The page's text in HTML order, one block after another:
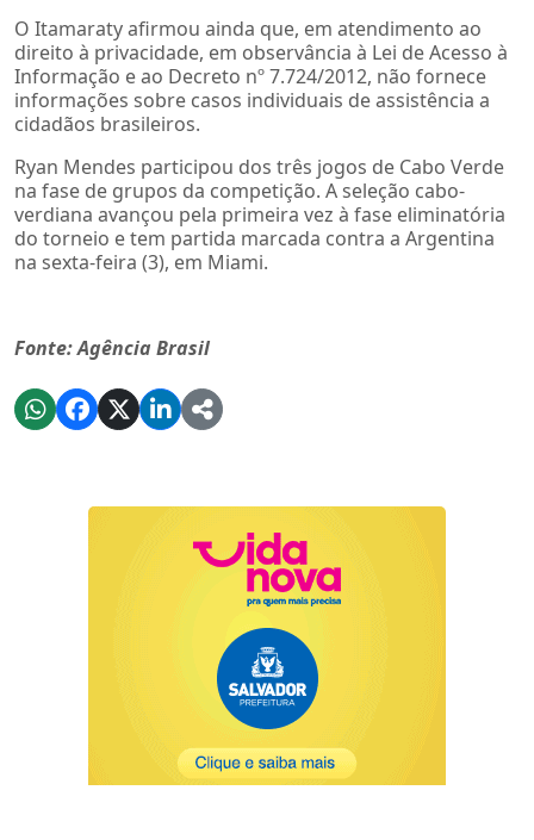
O Itamaraty afirmou ainda que, em atendimento ao
direito à privacidade, em observância à Lei de Acesso à
Informação e ao Decreto nº 7.724/2012, não fornece
informações sobre casos individuais de assistência a
cidadãos brasileiros.
Ryan Mendes participou dos três jogos de Cabo Verde
na fase de grupos da competição. A seleção cabo-
verdiana avançou pela primeira vez à fase eliminatória
do torneio e tem partida marcada contra a Argentina
na sexta-feira (3), em Miami.
Fonte: Agência Brasil